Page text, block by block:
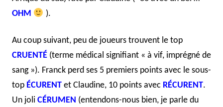
OHM
).
Au coup suivant, peu de joueurs trouvent le top
CRUENTÉ (terme médical signifiant « à vif, imprégné de
sang »). Franck perd ses 5 premiers points avec le sous-
top ÉCURENT et Claudine, 10 points avec RÉCURENT.
Un joli CÉRUMEN (entendons-nous bien, je parle du